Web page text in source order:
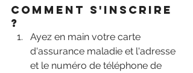
Comment S'inscrire
?
Ayez en main votre carte
d'assurance maladie et l'adresse
et le numéro de téléphone de